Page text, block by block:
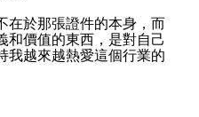
在於那張證件的本身，而
和價值的東西，是對自己
我越來越熱愛這個行業的